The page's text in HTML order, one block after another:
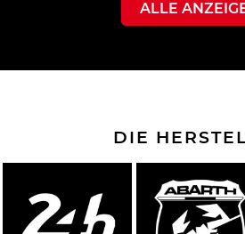
ALLE
DIE